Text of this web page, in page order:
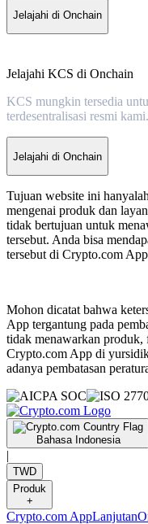
Jelajahi di Onchain
Jelajahi KCS di Onchain
KCS mungkin tersedia
terdesentralisasi resmi
Jelajahi di Onchain
Tujuan website ini
mengenai produk dan
tidak bertujuan untuk
tersebut. Anda bisa
tersebut di Crypto.com
Mohon dicatat bahwa
App tergantung pada
tidak menawarkan produk,
Crypto.com App di
adanya pembatasan
Bahasa Indonesia
|
TWD
Produk
+
Crypto.com AppLanjutan